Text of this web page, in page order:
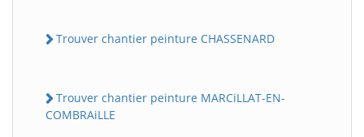
Trouver chantier peinture CHASSENARD
Trouver chantier peinture MARCiLLAT-EN-
COMBRAiLLE